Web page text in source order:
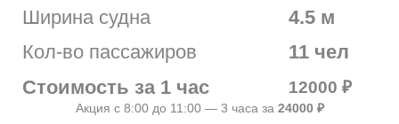
Ширина судна
4.5 м
Кол-во пассажиров
11 чел
Стоимость за 1 час
12000 ₽
Акция с 8:00 до 11:00 — 3 часа за 24000 ₽